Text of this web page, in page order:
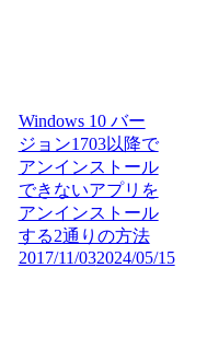
Windows 10 バー
ジョン1703以降で
アンインストール
できないアプリを
アンインストール
する2通りの方法
2017/11/032024/05/15